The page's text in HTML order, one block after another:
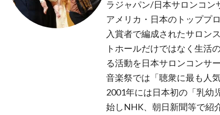
ラジャパン/日本サロンコン
アメリカ・日本のトッププ
入賞者で編成されたサロン
トホールだけではなく生活
る活動を日本サロンコンサ
音楽祭では「聴衆に最も人
2001年には日本初の「乳幼
始しNHK、朝日新聞等で紹